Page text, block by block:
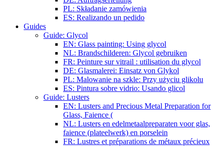
PL: Składanie zamówienia
ES: Realizando un pedido
Guides
Guide: Glycol
EN: Glass painting: Using glycol
NL: Brandschilderen: Glycol gebruiken
FR: Peinture sur vitrail : utilisation du glycol
DE: Glasmalerei: Einsatz von Glykol
PL: Malowanie na szkle: Przy użyciu glikolu
ES: Pintura sobre vidrio: Usando glicol
Guide: Lusters
EN: Lusters and Precious Metal Preparation for
Glass, Faience (
NL: Lusters en edelmetaalpreparaten voor glas,
faience (plateelwerk) en porselein
FR: Lustres et préparations de métaux précieux